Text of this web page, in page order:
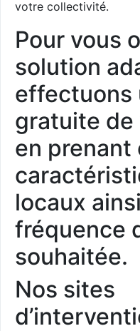
votre collectivité.
Pour vous
solution
effectuons
gratuite de
en prenant
locaux
fréquence
souhaitée.
Nos sites